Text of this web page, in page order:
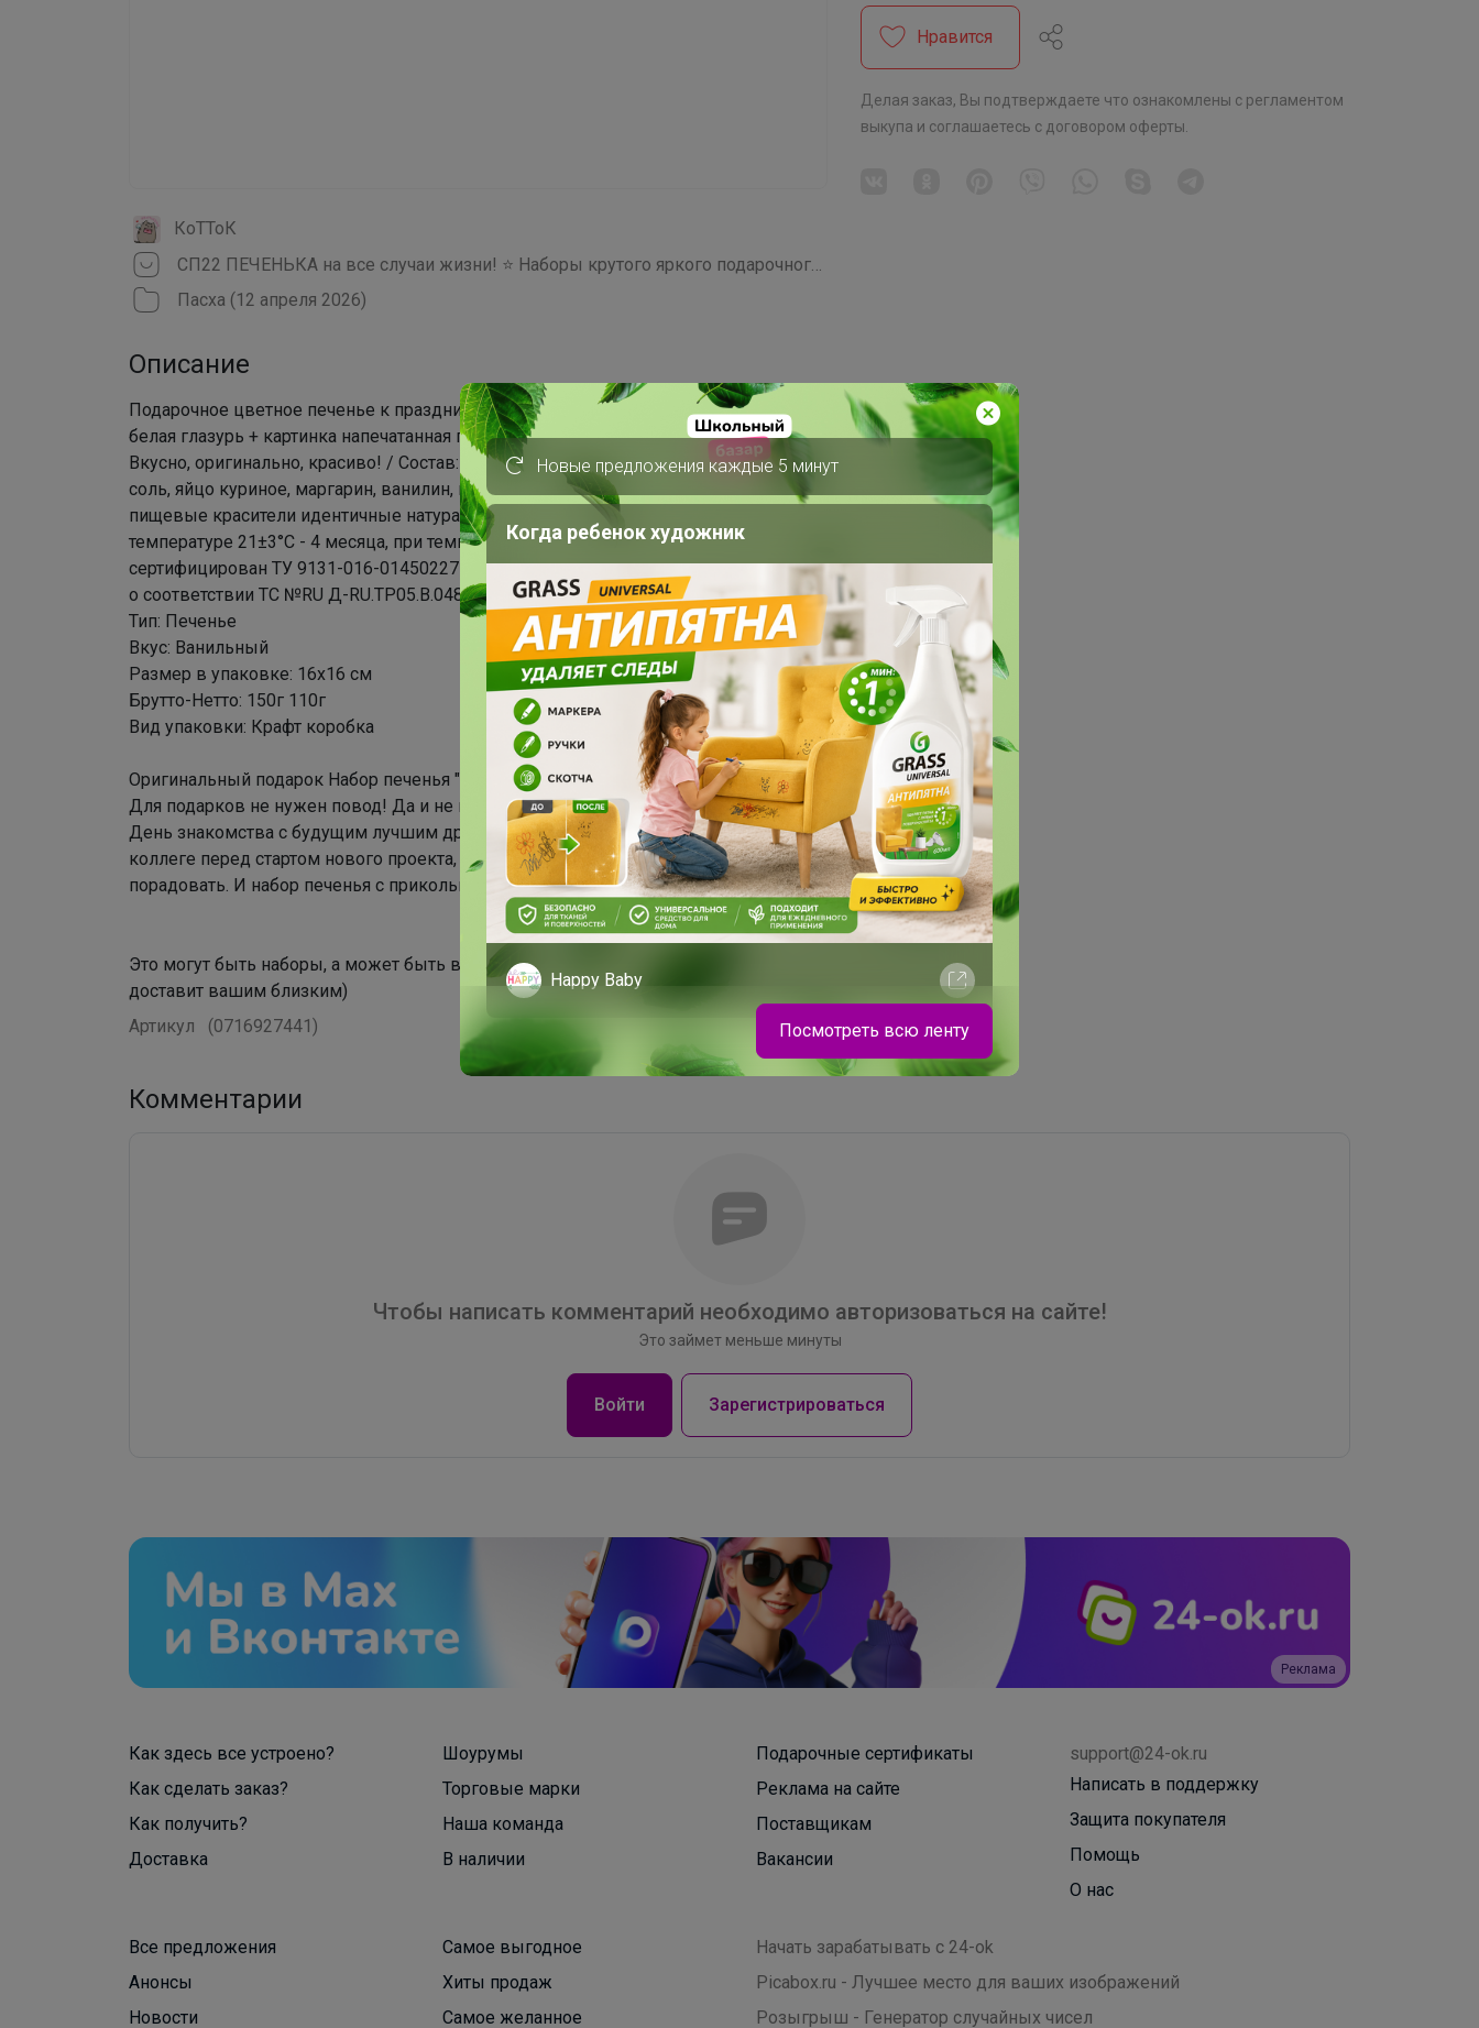
КоТТоК
СП22 ПЕЧЕНЬКА на все случаи жизни! ⭐ Наборы крутого яркого подарочного печенья!
Пасха (12 апреля 2026)
Описание
Подарочное цветное печенье к праздникам / Пасха / Песочная печенька + вкусная
белая глазурь + картинка напечатанная прямо по глазури съедобными красками! =
Вкусно, оригинально, красиво! / Состав: Мука пшеничная высшего сорта, сахар,
соль, яйцо куриное, маргарин, ванилин, пекарский порошок, глазурь шоколадная,
пищевые красители идентичные натуральным. Без ГМО.Сроки храненияПри
температуре 21±3°С - 4 месяца, при температуре 5°С - 6 месяцев.Весь товар
сертифицирован ТУ 9131-016-0145022714-13. Регистрационный номер декларации
о соответствии ТС №RU Д-RU.TP05.B.04851.
Тип: Печенье
Вкус: Ванильный
Размер в упаковке: 16х16 см
Брутто-Нетто: 150г 110г
Вид упаковки: Крафт коробка
Оригинальный подарок Набор печенья "Собор"3!
Для подарков не нужен повод! Да и не все даты есть в календаре.
День знакомства с будущим лучшим другом, совместная поездка, сюрприз
коллеге перед стартом нового проекта, а иногда появляется желание просто
порадовать. И набор печенья с прикольным рисунком - то, что нужно в этом случае.
Это могут быть наборы, а может быть всего одно печенье, но сколько радости оно
доставит вашим близким)
Артикул
(0716927441)
Нравится
Делая заказ, Вы подтверждаете что ознакомлены с регламентом
выкупа и соглашаетесь с договором оферты
Комментарии
Чтобы написать комментарий необходимо авторизоваться на сайте!
Это займет меньше минуты
Войти Зарегистрироваться
Реклама
Как здесь все устроено?
Как сделать заказ?
Как получить?
Доставка
Шоурумы
Торговые марки
Наша команда
В наличии
Подарочные сертификаты
Реклама на сайте
Поставщикам
Вакансии
support@24-ok.ru
Написать в поддержку
Защита покупателя
Помощь
О нас
Все предложения
Анонсы
Новости
Самое выгодное
Хиты продаж
Самое желанное
Начать зарабатывать с 24-ok
Picabox.ru - Лучшее место для ваших изображений
Розыгрыш - Генератор случайных чисел
Новые предложения каждые 5 минут
Когда ребенок художник
Happy Baby
Школьные рюкзаки Hummingbird и Steiner
Скидки до -40%, готовься к школе с выгодой
СЛАДКАЯ
Посмотреть всю ленту